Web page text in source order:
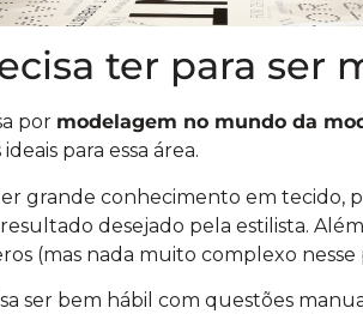
ter para ser
por modelagem no mundo da
para essa área.
grande conhecimento em tecido,
desejado pela estilista.
(mas nada muito complexo nesse
ser bem hábil com questões